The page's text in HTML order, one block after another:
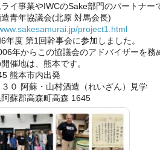
イ事業やIWCのSake部門のパートナー
造青年協議会(北原 対馬会長)
project1.html
年度 第1回幹事会に参加しました。
年からこの協議会のアドバイザーを務
催地は、熊本です。
熊本市内出発
３０ 阿蘇・山村酒造（れいざん）見学
蘇郡高森町高森 1645